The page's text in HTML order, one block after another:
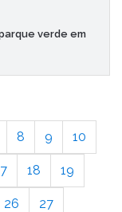
verde em
8 9 10
18 19
26 27